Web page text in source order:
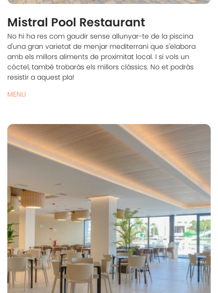
Mistral Pool Restaurant
No hi ha res com gaudir sense allunyar-te de la piscina
d'una gran varietat de menjar mediterrani que s'elabora
amb els millors aliments de proximitat local. I si vols un
còctel, també trobaràs els millors clàssics. No et podràs
resistir a aquest pla!
MENU